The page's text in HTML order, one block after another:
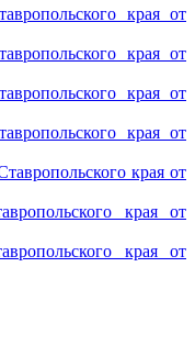
края от
края от
края от
края от
края от
края от
края от